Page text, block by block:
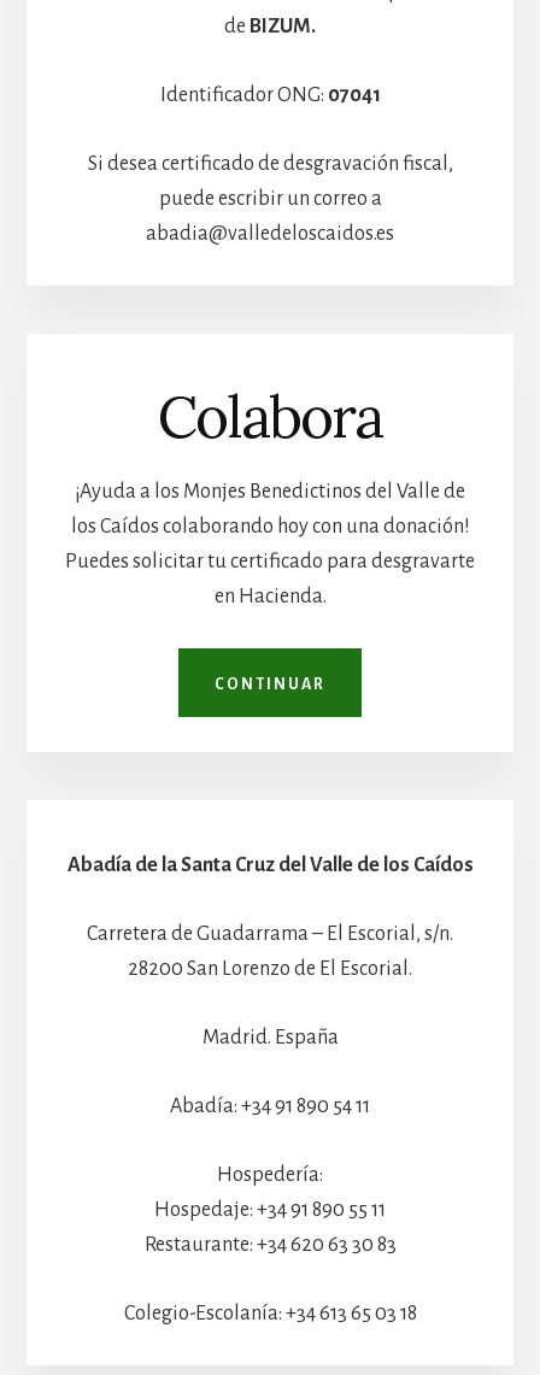
de BIZUM.
Identificador ONG: 07041
Si desea certificado de desgravación fiscal,
puede escribir un correo a
abadia@valledeloscaidos.es
Colabora
¡Ayuda a los Monjes Benedictinos del Valle de
los Caídos colaborando hoy con una donación!
Puedes solicitar tu certificado para desgravarte
en Hacienda.
CONTINUAR
Abadía de la Santa Cruz del Valle de los Caídos
Carretera de Guadarrama – El Escorial, s/n.
28200 San Lorenzo de El Escorial.
Madrid. España
Abadía: +34 91 890 54 11
Hospedería:
Hospedaje: +34 91 890 55 11
Restaurante: +34 620 63 30 83
Colegio-Escolanía: +34 613 65 03 18